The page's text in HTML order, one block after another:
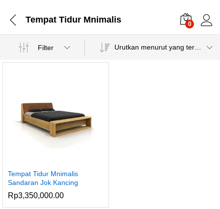
Tempat Tidur Mnimalis 0
Filter
Tempat Tidur Mnimalis
Sandaran Jok Kancing
Rp3,350,000.00